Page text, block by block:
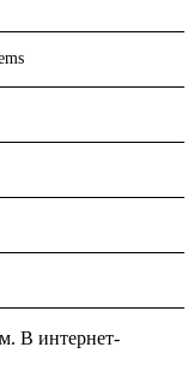
В интернет-